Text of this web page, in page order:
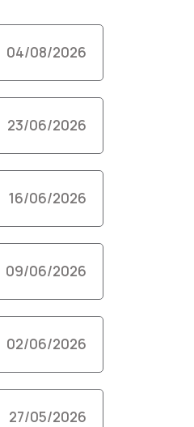
04/08/2026
23/06/2026
16/06/2026
09/06/2026
02/06/2026
27/05/2026